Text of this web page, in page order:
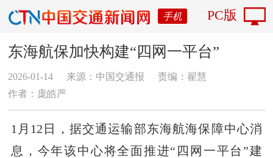
手机 PC版
东海航保加快构建“四网一平台”
2026-01-14 来源：中国交通报
责编：翟慧
作者：庞皓严
1月12日，据交通运输部东海航海保障中心消
息，今年该中心将全面推进“四网一平台”建